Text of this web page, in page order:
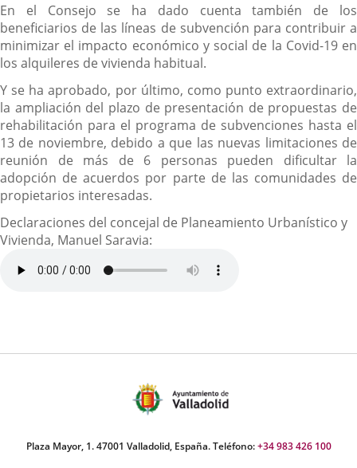
En el Consejo se ha dado cuenta también de los
beneficiarios de las líneas de subvención para contribuir a
minimizar el impacto económico y social de la Covid-19 en
los alquileres de vivienda habitual.
Y se ha aprobado, por último, como punto extraordinario,
la ampliación del plazo de presentación de propuestas de
rehabilitación para el programa de subvenciones hasta el
13 de noviembre, debido a que las nuevas limitaciones de
reunión de más de 6 personas pueden dificultar la
adopción de acuerdos por parte de las comunidades de
propietarios interesadas.
Declaraciones del concejal de Planeamiento Urbanístico y
Vivienda, Manuel Saravia:
Plaza Mayor, 1. 47001 Valladolid, España. Teléfono:+34 983 426 100